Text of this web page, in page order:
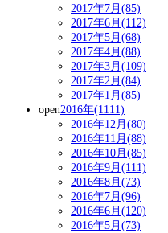
2017年7月(85)
2017年6月(112)
2017年5月(68)
2017年4月(88)
2017年3月(109)
2017年2月(84)
2017年1月(85)
open2016年(1111)
2016年12月(80)
2016年11月(88)
2016年10月(85)
2016年9月(111)
2016年8月(73)
2016年7月(96)
2016年6月(120)
2016年5月(73)